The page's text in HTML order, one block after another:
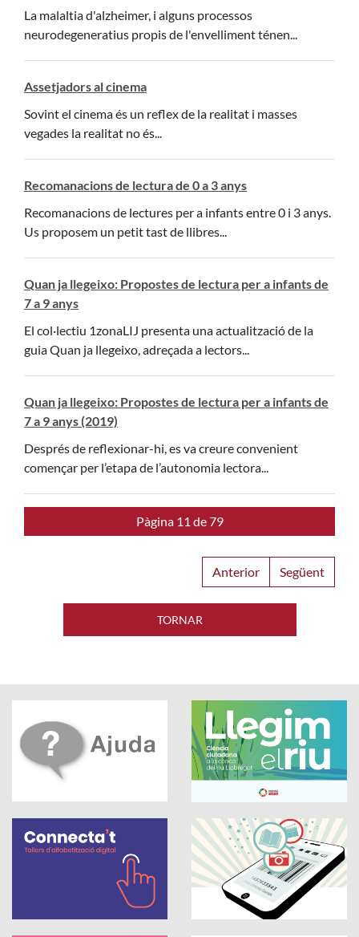
La malaltia d'alzheimer, i alguns processos
neurodegeneratius propis de l'envelliment ténen...
Assetjadors al cinema
Sovint el cinema és un reflex de la realitat i masses
vegades la realitat no és...
Recomanacions de lectura de 0 a 3 anys
Recomanacions de lectures per a infants entre 0 i 3 anys.
Us proposem un petit tast de llibres...
Quan ja llegeixo: Propostes de lectura per a infants de
7 a 9 anys
El col·lectiu 1zonaLIJ presenta una actualització de la
guia Quan ja llegeixo, adreçada a lectors...
Quan ja llegeixo: Propostes de lectura per a infants de
7 a 9 anys (2019)
Després de reflexionar-hi, es va creure convenient
començar per l’etapa de l’autonomia lectora...
Pàgina 11 de 79
Anterior Següent
TORNAR